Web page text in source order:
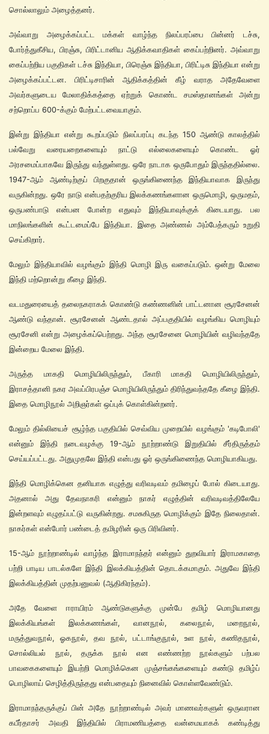
சொல்லாலும் அழைத்தனர்.
அவ்வாறு அழைக்கப்பட்ட மக்கள் வாழ்ந்த நிலப்பரப்பை பின்னர் டச்சு,
போர்த்துகீசிய, பிரஞ்சு, பிரிட்டானிய ஆதிக்கவாதிகள் கைப்பற்றினர். அவ்வாறு
கைப்பற்றிய பகுதிகள் டச்சு இந்தியா, பிரெஞ்சு இந்தியா, பிரிட்டிசு இந்தியா என்று
அழைக்கப்பட்டன. பிரிட்டிசாரின் ஆதிக்கத்தின் கீழ் வராத அதேவேளை
அவர்களுடைய மேலாதிக்கத்தை ஏற்றுக் கொண்ட சமஸ்தானங்கள் அன்று
சற்றொப்ப 600-க்கும் மேற்பட்டவையாகும்.
இன்று இந்தியா என்று கூறப்படும் நிலப்பரப்பு கடந்த 150 ஆண்டு காலத்தில்
பல்வேறு வரையறைகளையும் நாட்டு எல்லைகளையும் கொண்ட ஓர்
அரசமைப்பாகவே இருந்து வந்துள்ளது. ஒரே நாடாக ஒருபோதும் இருந்ததில்லை.
1947-ஆம் ஆண்டிற்குப் பிறகுதான் ஒருங்கிணைந்த இந்தியாவாக இருந்து
வருகின்றது. ஒரே நாடு என்பதற்குரிய இலக்கணங்களான ஒருமொழி, ஒருமதம்,
ஒருபண்பாடு என்பன போன்ற எதுவும் இந்தியாவுக்குக் கிடையாது. பல
மாநிலங்களின் கூட்டமைப்பே இந்தியா. இதை அண்ணல் அம்பேத்கரும் உறுதி
செய்கிறார்.
மேலும் இந்தியாவில் வழங்கும் இந்தி மொழி இரு வகைப்படும். ஒன்று மேலை
இந்தி மற்றொன்று கீழை இந்தி.
வடமதுரையைத் தலைநகராகக் கொண்டு கண்ணனின் பாட்டனான சூரசேனன்
ஆண்டு வந்தான். சூரசேனன் ஆண்டதால் அப்பகுதியில் வழங்கிய மொழியும்
சூரசேனி என்று அழைக்கப்பெற்றது. அந்த சூரசேனை மொழியின் வழிவந்ததே
இன்றைய மேலை இந்தி.
அருத்த மாகதி மொழியிலிருந்தும், பீகாரி மாகதி மொழியிலிருந்தும்,
இராசத்தானி நகர அவப்பிரபஞ்ச மொழியிலிருந்தும் திரிந்துவந்ததே கீழை இந்தி.
இதை மொழிநூல் அறிஞர்கள் ஒப்புக் கொள்கின்றனர்.
மேலும் தில்லியைச் சூழ்ந்த பகுதியில் செவ்விய முறையில் வழங்கும் 'கடிபோலி'
என்னும் இந்தி நடைவழக்கு 19-ஆம் நூற்றாண்டு இறுதியில் சீர்திருத்தம்
செய்யப்பட்டது. அதுமுதலே இந்தி என்பது ஓர் ஒருங்கிணைந்த மொழியாகியது.
இந்தி மொழிக்கென தனியாக எழுத்து வரிவடிவம் தமிழைப் போல் கிடையாது.
அதனால் அது தேவநாகரி என்னும் நாகர் எழுத்தின் வரிவடிவத்திலேயே
இன்றளவும் எழுதப்பட்டு வருகின்றது. சமசுகிருத மொழிக்கும் இதே நிலைதான்.
நாகர்கள் என்போர் பண்டைத் தமிழரின் ஒரு பிரிவினர்.
15-ஆம் நூற்றாண்டில் வாழ்ந்த இராமாநந்தர் என்னும் துறவியார் இராமகாதை
பற்றி பாடிய பாடல்களே இந்தி இலக்கியத்தின் தொடக்கமாகும். அதுவே இந்தி
இலக்கியத்தின் முதற்பனுவல் (ஆதிகிரந்தம்).
அதே வேளை ஈராயிரம் ஆண்டுகளுக்கு முன்பே தமிழ் மொழியானது
இலக்கியங்கள் இலக்கணங்கள், வானநூல், கலைநூல், மறைநூல்,
மருத்துவநூல், ஓகநூல், தவ நூல், பட்டாங்குநூல், உள நூல், கணிதநூல்,
சொல்லியல் நூல், தருக்க நூல் என எண்ணற்ற நூல்களும் பற்பல
பாவகைகளையும் இயற்றி மொழிக்கென முஞ்சங்கங்களையும் கண்டு தமிழ்ப்
பொழிலாய் செழித்திருந்தது என்பதையும் நினைவில் கொள்ளவேண்டும்.
இராமாநந்தருக்குப் பின் அதே நூற்றாண்டில் அவர் மாணவர்களுள் ஒருவரான
கபீர்தாசர் அவதி இந்தியில் பிராமணியத்தை வன்மையாகக் கண்டித்து